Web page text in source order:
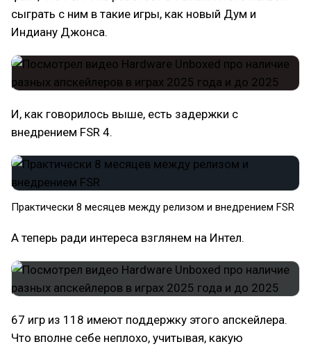
сыграть с ним в такие игры, как новый Дум и
Индиану Джонса.
И, как говорилось выше, есть задержки с
внедрением FSR 4.
Практически 8 месяцев между релизом и внедрением FSR
А теперь ради интереса взглянем на Интел.
67 игр из 118 имеют поддержку этого апскейлера.
Что вполне себе неплохо, учитывая, какую